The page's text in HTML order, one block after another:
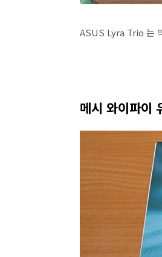
ASUS Lyra Trio 는
메시 와이파이